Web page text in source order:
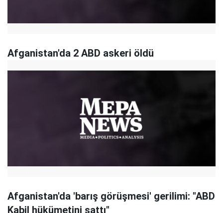
Afganistan'da 2 ABD askeri öldü
Afganistan'da 'barış görüşmesi' gerilimi: "ABD
Kabil hükümetini sattı"